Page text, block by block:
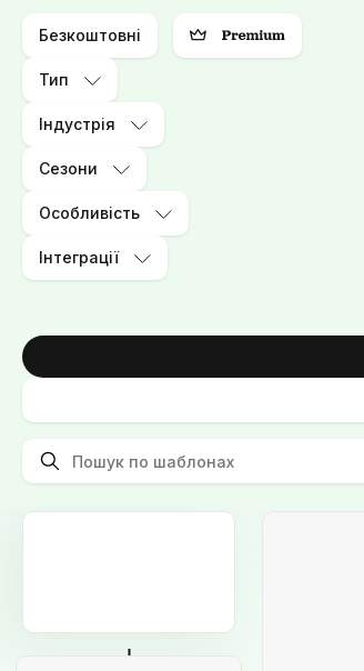
Безкоштовні
Тип
Індустрія
Сезони
Особливість
Інтеграції